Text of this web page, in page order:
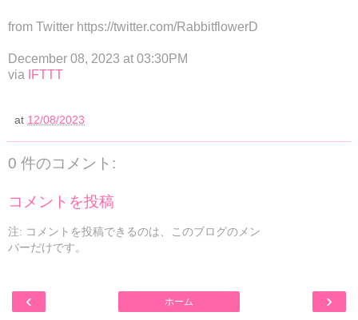
from Twitter https://twitter.com/RabbitflowerD
December 08, 2023 at 03:30PM
via IFTTT
at 12/08/2023
0 件のコメント:
コメントを投稿
注: コメントを投稿できるのは、このブログのメン
バーだけです。
‹ ›
ホーム